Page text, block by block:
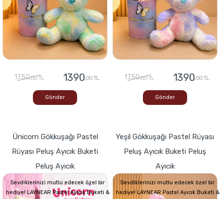
1750,00 TL 1390,00 TL
Gönder
1750,00 TL 1390,00 TL
Gönder
Ünicorn Gökkuşağı Pastel
Rüyası Peluş Ayıcık Buketi
Peluş Ayıcık
Sevdiklerinizi mutlu edecek özel bir
hediye! LAYNEAR Pastel Ayıcık Buketi &
Yeşil Gökkuşağı Pastel Rüyası
Peluş Ayıcık Buketi Peluş
Ayıcık
Sevdiklerinizi mutlu edecek özel bir
hediye! LAYNEAR Pastel Ayıcık Buketi &